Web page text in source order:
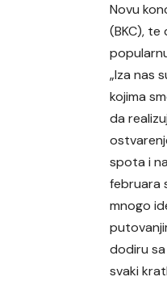
Novu
(BKC), te
„Iza nas
kojima
da
spota i
februara
mnogo
dodiru
svaki